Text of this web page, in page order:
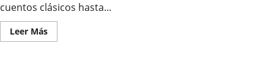
cuentos clásicos hasta...
Leer MásLeer
más